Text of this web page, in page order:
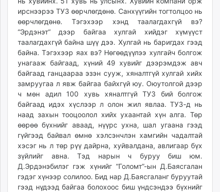
ирснээрээ ТУЗ өөрчлөгдөнө. Санхүүгийн тогтолцоо нь
өөрчлөгдөнө. Тэгэхээр хэнд таалагдахгүй вэ?
“Эрдэнэт” дээр байгаа хулгай хийдэг хүмүүст
таалагдахгүй байна шүү дээ. Хулгай нь баригдах гээд
байна. Тэгэхээр яах вэ? Нөгөөдүүлээ хулгайч болгож
унагааж байгаад, хүний 49 хувийг дээрэмдэж авч
байгаад ганцаараа эзэн сууж, хяналтгүй хулгай хийх
замруугаа л явж байгаа байхгүй юу. Оюутолгой дээр
ч мөн адил 100 хувь хяналтгүй ТУЗ бий болгож
байгаад идэх хүслээр л олон жил явлаа. ТУЗ-д нь
наад захын тооцоолол хийх ухаантай хүн алга. Төр
өөрөө бүхнийг аваад, нүүрс ухна, шал угаана гээд
гүйгээд байвал өмнө хэлсэнчлэн хамгийн чадалтай
хэсэг нь л төр рүү дайрна, хуйвалдана, авлигаар бүх
зүйлийг авна. Тэд нарын ч буруу биш юм.
Д.Эрдэнэбилэг гэж хүнийг “Голомт”-ын Д.Баясгалан
гэдэг хүнээр солилоо. Бид нар Д.Баясгаланг буруутай
гээд нүдээд байгаа болохоос биш үндсэндээ бүхнийг